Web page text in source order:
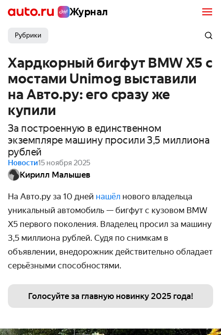
Журнал
Рубрики
Хардкорный бигфут BMW X5 с
мостами Unimog выставили
на Авто.ру: его сразу же
купили
За построенную в единственном
экземпляре машину просили 3,5 миллиона
рублей
Новости15 ноября 2025
Кирилл Малышев
На Авто.ру за 10 дней нашёл нового владельца
уникальный автомобиль — бигфут с кузовом BMW
X5 первого поколения. Владелец просил за машину
3,5 миллиона рублей. Судя по снимкам в
объявлении, внедорожник действительно обладает
серьёзными способностями.
Голосуйте за главную новинку 2025 года!